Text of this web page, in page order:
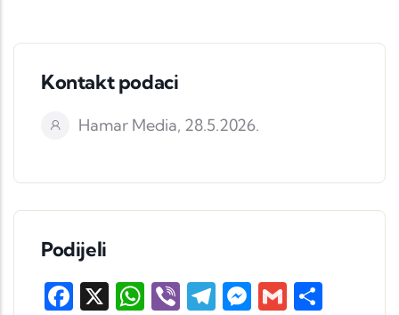
Kontakt podaci
Hamar Media, 28.5.2026.
Podijeli
Facebook
X WhatsApp
ViberTelegram
Messenger
Gmail